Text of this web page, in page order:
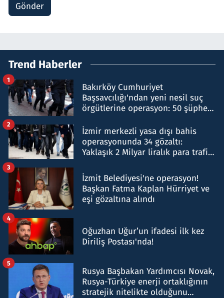
Gönder
Trend Haberler
Bakırköy Cumhuriyet
Başsavcılığı'ndan yeni nesil suç
örgütlerine operasyon: 50 şüpheli
1
İzmir merkezli yasa dışı bahis
operasyonunda 34 gözaltı:
Yaklaşık 2 Milyar liralık para trafiği
2
İzmit Belediyesi'ne operasyon!
Başkan Fatma Kaplan Hürriyet ve
eşi gözaltına alındı
3
Oğuzhan Uğur’un ifadesi ilk kez
Diriliş Postası'nda!
4
Rusya Başbakan Yardımcısı Novak,
Rusya-Türkiye enerji ortaklığının
stratejik nitelikte olduğunu
5